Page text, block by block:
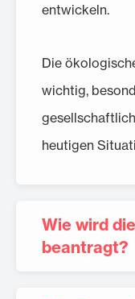
entwickeln.
Die
wichtig,
heutigen
Wie wird
beantragt?